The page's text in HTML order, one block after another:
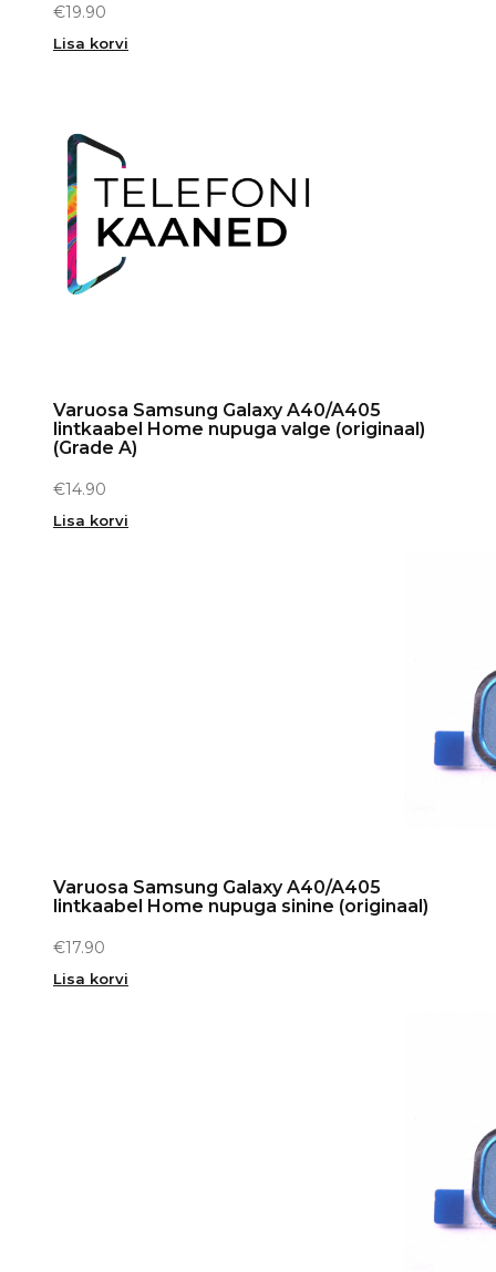
€19.90
Lisa korvi
Varuosa Samsung Galaxy A40/A405
lintkaabel Home nupuga valge (originaal)
(Grade A)
€14.90
Lisa korvi
Varuosa Samsung Galaxy A40/A405
lintkaabel Home nupuga sinine (originaal)
€17.90
Lisa korvi